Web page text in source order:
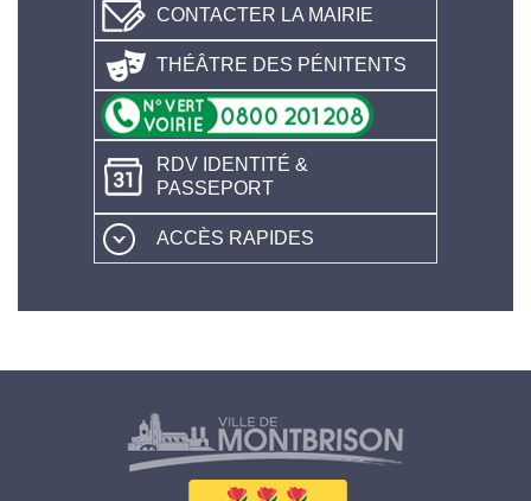
CONTACTER LA MAIRIE
THÉÂTRE DES PÉNITENTS
RDV IDENTITÉ &
PASSEPORT
ACCÈS RAPIDES